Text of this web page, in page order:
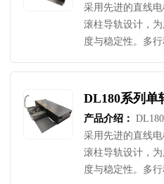
采用先进的直线
滚柱导轨设计，
度与稳定性。多
大空载加速度可
于士1.5μm，分辨
列平台是兼顾运
和较强负载能力
于以下场景：生
系统加工、半导
DL180系列单
产品介绍：
采用先进的直线
滚柱导轨设计，
度与稳定性。多